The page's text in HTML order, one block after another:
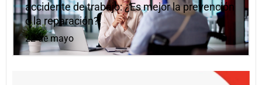
accidente de trabajo: ¿Es mejor la prevención
o la reparación?
22 de mayo